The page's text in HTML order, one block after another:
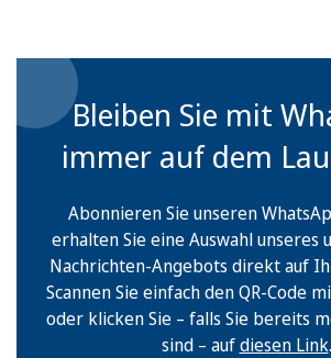
Bleiben Sie mit
immer auf dem
Abonnieren Sie unseren
erhalten Sie eine Auswahl unseres
Nachrichten-Angebots direkt auf
Scannen Sie einfach den QR-Code
oder klicken Sie – falls Sie bereits
sind – aufdiesen Link.